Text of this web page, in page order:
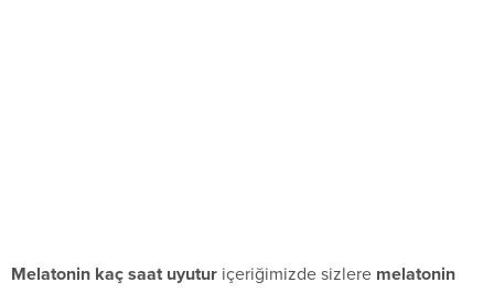
Melatonin kaç saat uyutur içeriğimizde sizlere melatonin